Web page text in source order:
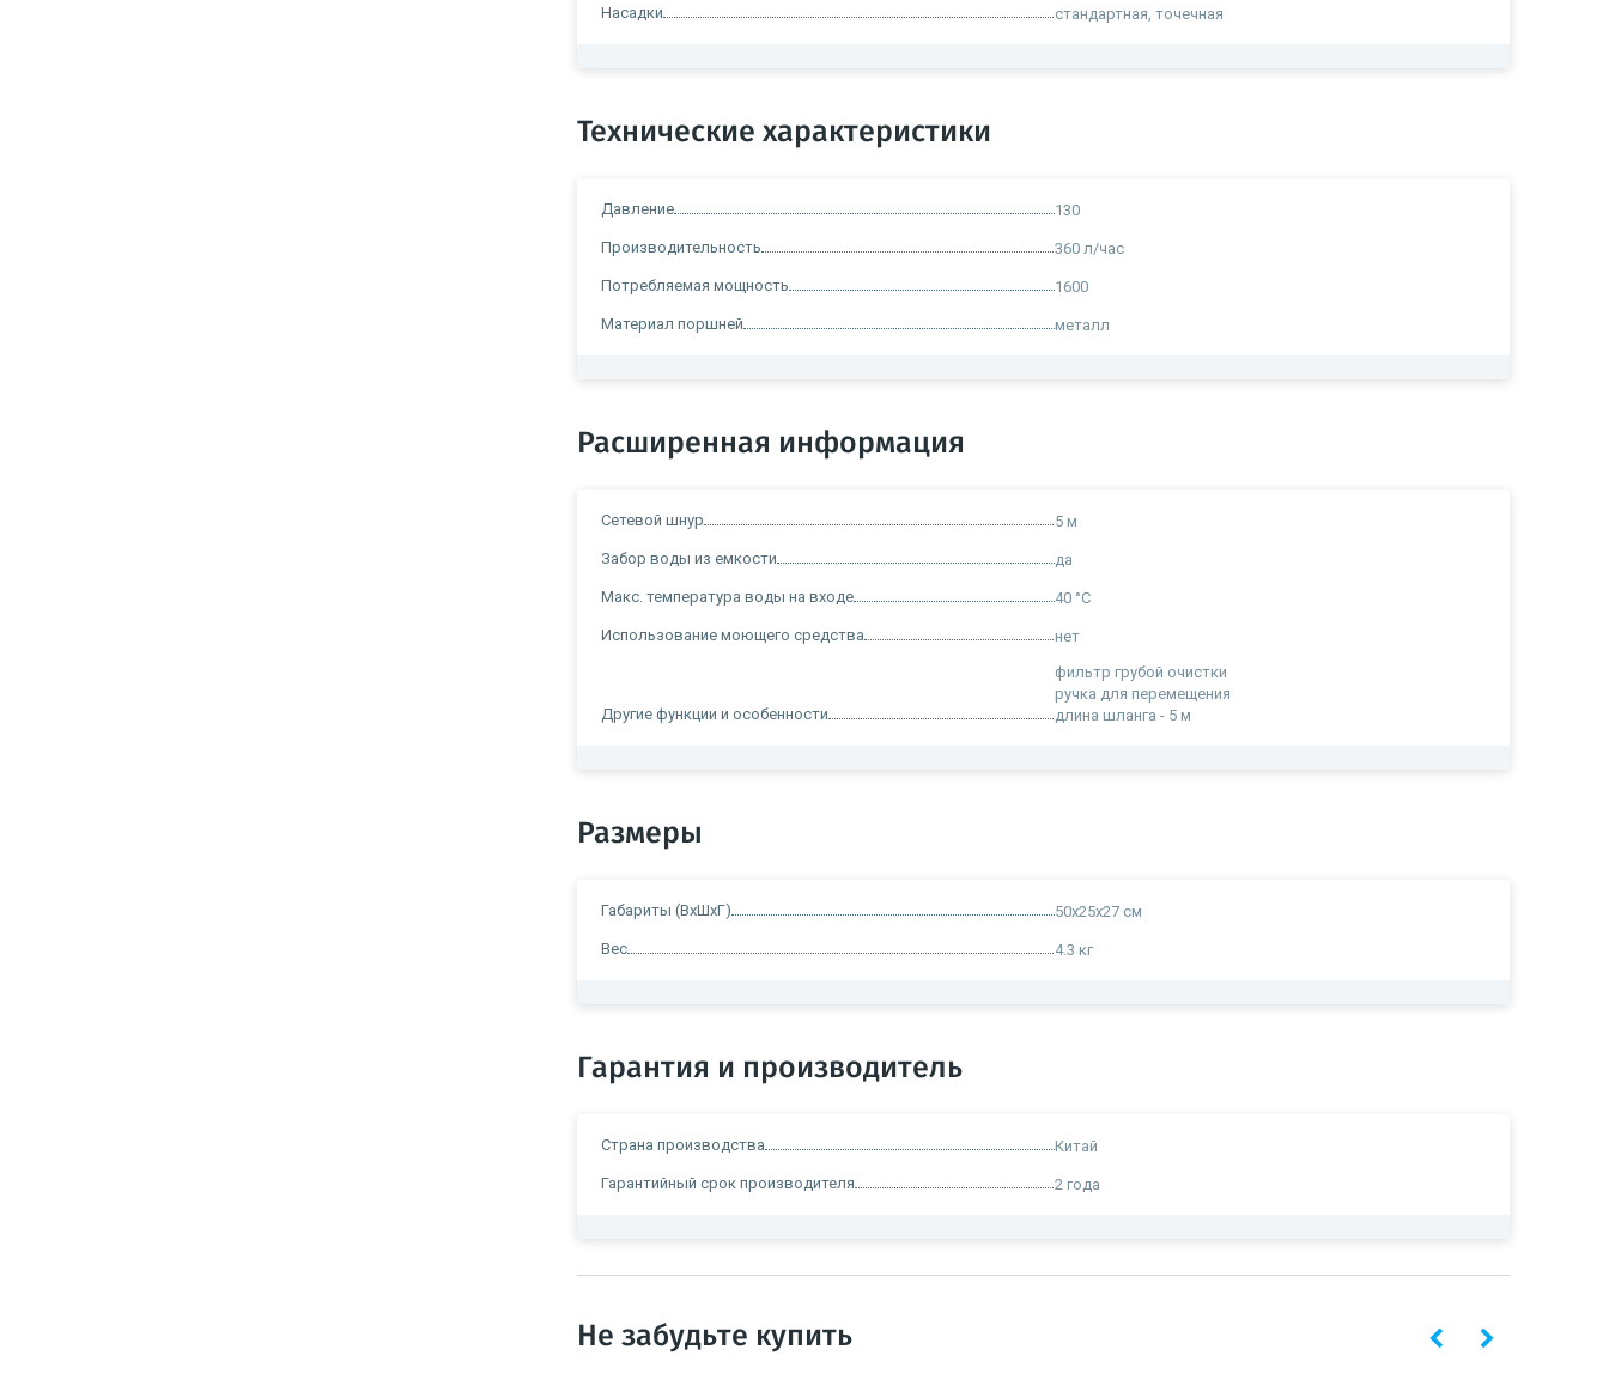
Насадки стандартная, точечная
Технические характеристики
Давление 130
Производительность 360 л/час
Потребляемая мощность 1600
Материал поршней металл
Расширенная информация
Сетевой шнур 5 м
Забор воды из емкости да
Макс. температура воды на входе 40 °С
Использование моющего средства нет
Другие функции и особенности
фильтр грубой очистки
ручка для перемещения
длина шланга - 5 м
Размеры
Габариты (ВxШxГ) 50х25х27 см
Вес 4.3 кг
Гарантия и производитель
Страна производства Китай
Гарантийный срок производителя 2 года
Не забудьте купить